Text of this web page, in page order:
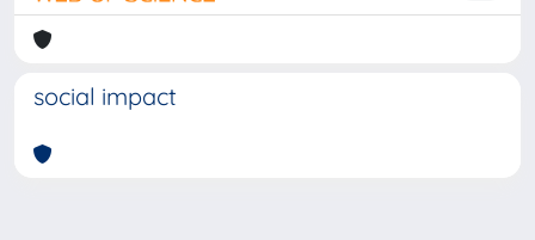
social impact